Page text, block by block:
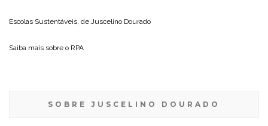
Escolas Sustentáveis, de Juscelino Dourado
Saiba mais sobre o RPA
SOBRE JUSCELINO DOURADO